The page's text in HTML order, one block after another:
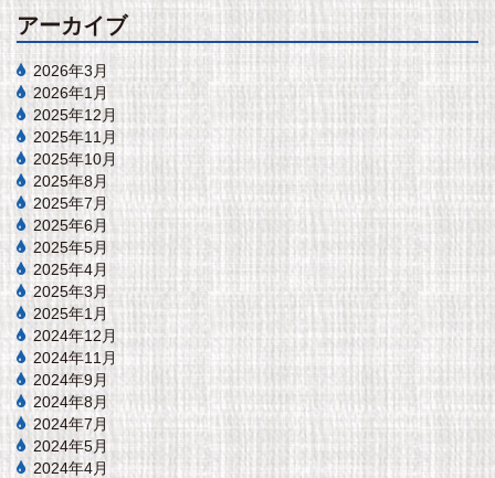
アーカイブ
2026年3月
2026年1月
2025年12月
2025年11月
2025年10月
2025年8月
2025年7月
2025年6月
2025年5月
2025年4月
2025年3月
2025年1月
2024年12月
2024年11月
2024年9月
2024年8月
2024年7月
2024年5月
2024年4月